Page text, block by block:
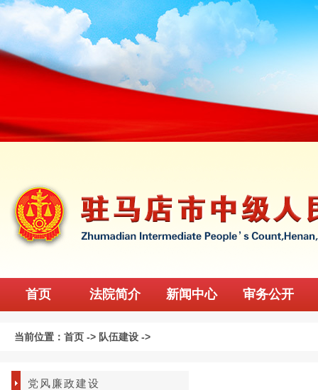
首页 法院简介 新闻中心 审务公开
当前位置： 首页 -> 队伍建设 ->
党风廉政建设